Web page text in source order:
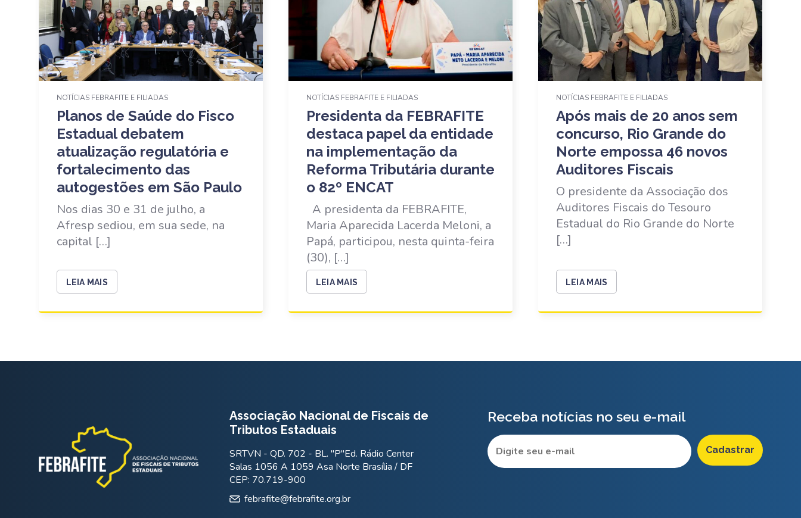
NOTÍCIAS FEBRAFITE E FILIADAS
Planos de Saúde do Fisco
Estadual debatem
atualização regulatória e
fortalecimento das
autogestões em São Paulo
Nos dias 30 e 31 de julho, a
Afresp sediou, em sua sede, na
capital […]
LEIA MAIS
NOTÍCIAS FEBRAFITE E FILIADAS
Presidenta da FEBRAFITE
destaca papel da entidade
na implementação da
Reforma Tributária durante
o 82º ENCAT
A presidenta da FEBRAFITE,
Maria Aparecida Lacerda Meloni, a
Papá, participou, nesta quinta-feira
(30), […]
LEIA MAIS
NOTÍCIAS FEBRAFITE E FILIADAS
Após mais de 20 anos sem
concurso, Rio Grande do
Norte empossa 46 novos
Auditores Fiscais
O presidente da Associação dos
Auditores Fiscais do Tesouro
Estadual do Rio Grande do Norte
[…]
LEIA MAIS
Associação Nacional de Fiscais de
Tributos Estaduais
SRTVN - QD. 702 - BL. "P"Ed. Rádio Center
Salas 1056 A 1059 Asa Norte Brasília / DF
CEP: 70.719-900
febrafite@febrafite.org.br
Receba notícias no seu e-mail